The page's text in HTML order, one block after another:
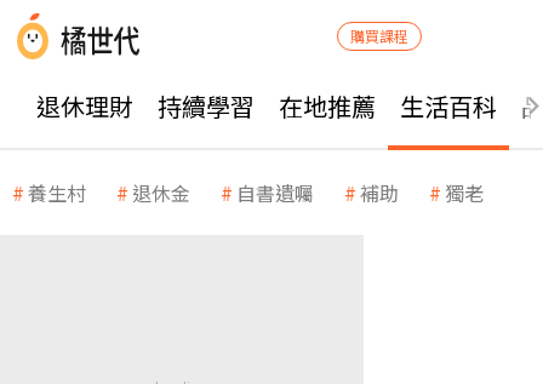
購買課程
退休理財 持續學習 在地推薦 生活百科
養生村 退休金 自書遺囑 補助 獨老